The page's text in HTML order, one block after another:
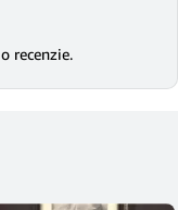
recenzie.